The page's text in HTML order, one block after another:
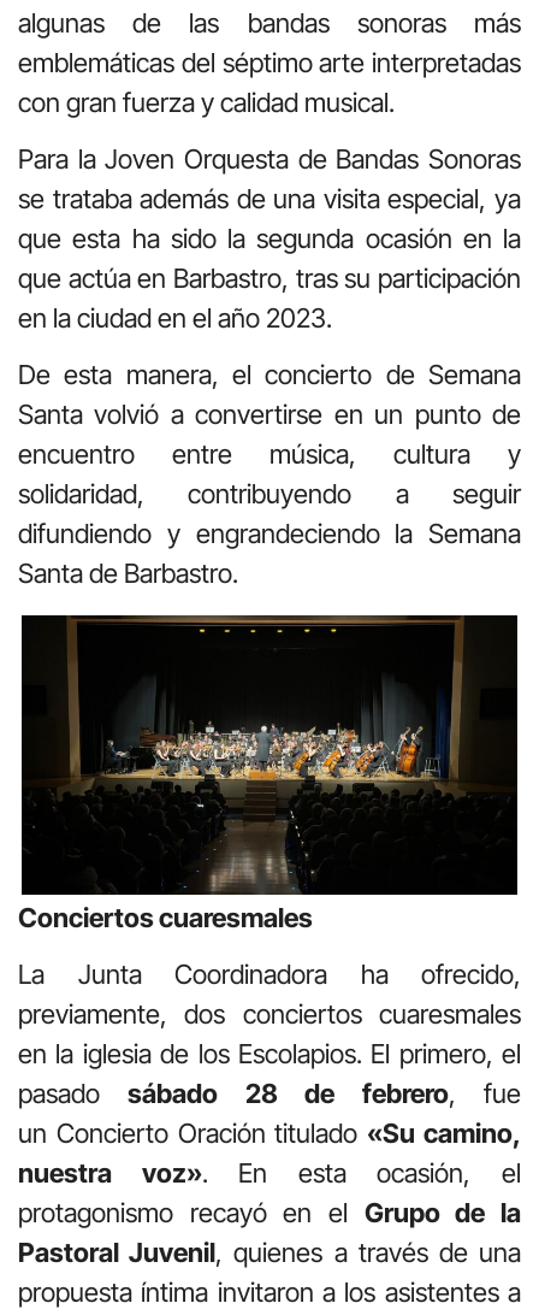
algunas de las bandas sonoras más
emblemáticas del séptimo arte interpretadas
con gran fuerza y calidad musical.
Para la Joven Orquesta de Bandas Sonoras
se trataba además de una visita especial, ya
que esta ha sido la segunda ocasión en la
que actúa en Barbastro, tras su participación
en la ciudad en el año 2023.
De esta manera, el concierto de Semana
Santa volvió a convertirse en un punto de
encuentro entre música, cultura y
solidaridad, contribuyendo a seguir
difundiendo y engrandeciendo la Semana
Santa de Barbastro.
Conciertos cuaresmales
La Junta Coordinadora ha ofrecido,
previamente, dos conciertos cuaresmales
en la iglesia de los Escolapios. El primero, el
pasadosábado 28 de febrero, fue
un Concierto Oración titulado «Su camino,
nuestra voz». En esta ocasión, el
protagonismo recayó en el Grupo de la
Pastoral Juvenil, quienes a través de una
propuesta íntima invitaron a los asistentes a